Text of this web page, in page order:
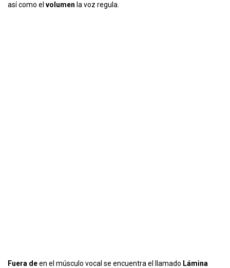
así como el volumen la voz regula.
Fuera deen el músculo vocal se encuentra el llamado Lámina